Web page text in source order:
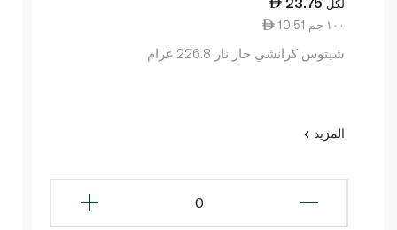
لكل
10.51 ١٠٠ جم
شيتوس كرانشي حار نار 226.8 غرام
المزيد
0